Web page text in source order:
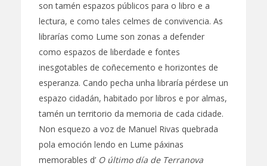
son tamén espazos públicos para o libro e a
lectura, e como tales celmes de convivencia. As
librarías como Lume son zonas a defender
como espazos de liberdade e fontes
inesgotables de coñecemento e horizontes de
esperanza. Cando pecha unha libraría pérdese un
espazo cidadán, habitado por libros e por almas,
tamén un territorio da memoria de cada cidade.
Non esquezo a voz de Manuel Rivas quebrada
pola emoción lendo en Lume páxinas
memorables d’ O último día de Terranova